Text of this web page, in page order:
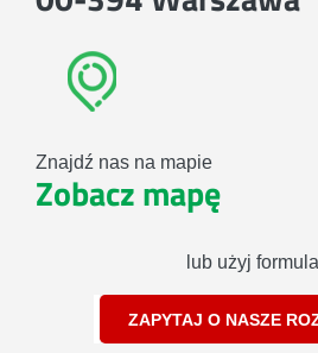
Znajdź nas na mapie
Zobacz mapę
lub użyj
ZAPYTAJ O NASZE